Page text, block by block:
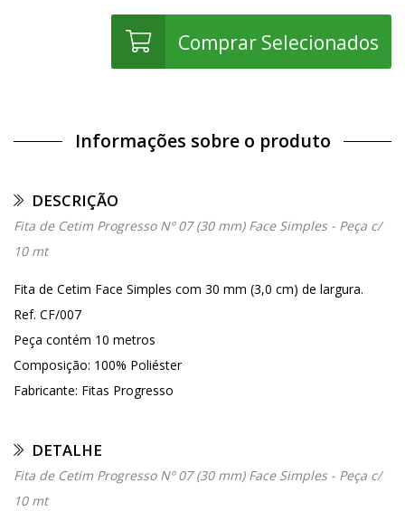
Comprar Selecionados
Informações sobre o produto
DESCRIÇÃO
Fita de Cetim Progresso Nº 07 (30 mm) Face Simples - Peça c/
10 mt
Fita de Cetim Face Simples com 30 mm (3,0 cm) de largura.
Ref. CF/007
Peça contém 10 metros
Composição: 100% Poliéster
Fabricante: Fitas Progresso
DETALHE
Fita de Cetim Progresso Nº 07 (30 mm) Face Simples - Peça c/
10 mt